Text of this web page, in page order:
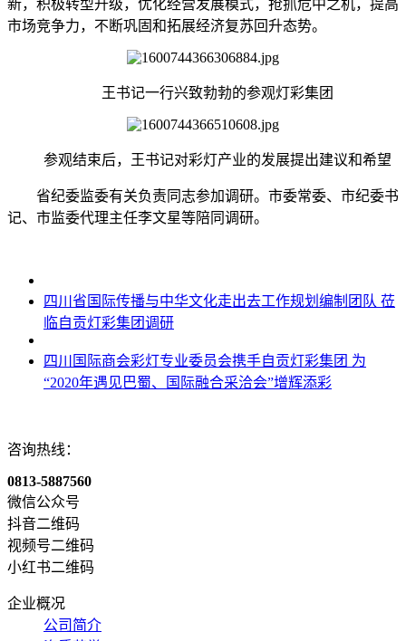
新，积极转型升级，优化经营发展模式，抢抓危中之机，提高
市场竞争力，不断巩固和拓展经济复苏回升态势。
王书记一行兴致勃勃的参观灯彩集团
参观结束后，王书记对彩灯产业的发展提出建议和希望
省纪委监委有关负责同志参加调研。市委常委、市纪委书
记、市监委代理主任李文星等陪同调研。
四川省国际传播与中华文化走出去工作规划编制团队 莅
临自贡灯彩集团调研
四川国际商会彩灯专业委员会携手自贡灯彩集团 为
“2020年遇见巴蜀、国际融合采洽会”增辉添彩
咨询热线：
0813-5887560
微信公众号
抖音二维码
视频号二维码
小红书二维码
企业概况
公司简介